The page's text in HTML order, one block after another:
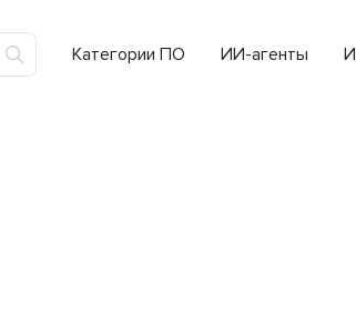
Категории ПО ИИ-агенты